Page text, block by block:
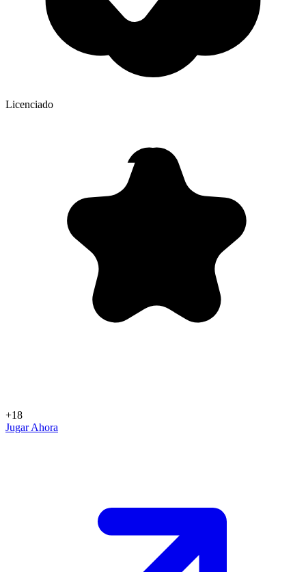
Licenciado
+18
Jugar Ahora